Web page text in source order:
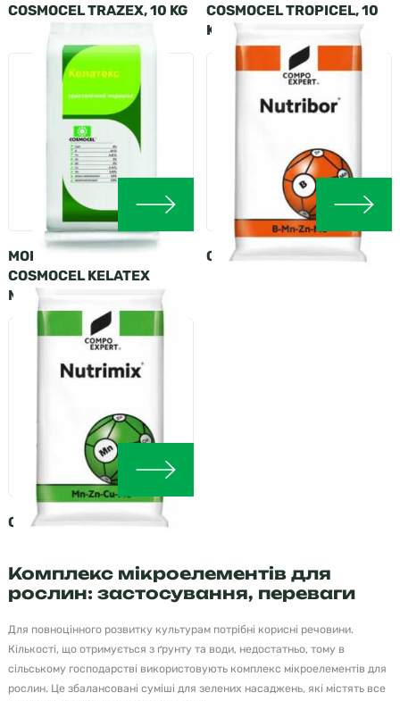
COSMOCEL TRAZEX, 10 KG
COSMOCEL TROPICEL, 10
KG
МОНОЕЛЕМЕНТИ
COSMOCEL KELATEX
MULTI, 10 KG
COMPO NUTRIBOR
COMPO NUTRIMIX
Комплекс мікроелементів для
рослин: застосування, переваги
Для повноцінного розвитку культурам потрібні корисні речовини.
Кількості, що отримується з ґрунту та води, недостатньо, тому в
сільському господарстві використовують комплекс мікроелементів для
рослин. Це збалансовані суміші для зелених насаджень, які містять все